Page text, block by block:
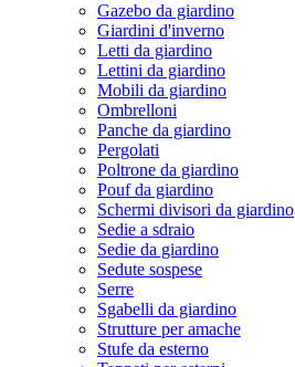
Gazebo da giardino
Giardini d'inverno
Letti da giardino
Lettini da giardino
Mobili da giardino
Ombrelloni
Panche da giardino
Pergolati
Poltrone da giardino
Pouf da giardino
Schermi divisori da giardino
Sedie a sdraio
Sedie da giardino
Sedute sospese
Serre
Sgabelli da giardino
Strutture per amache
Stufe da esterno